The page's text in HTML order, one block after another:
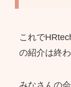
これで
の紹介は終わ